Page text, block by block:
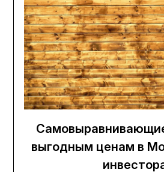
выгодным ценам в